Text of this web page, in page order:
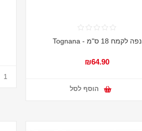
נפה לקמח 18 ס"מ - Tognana
₪64.90
הוסף לסל